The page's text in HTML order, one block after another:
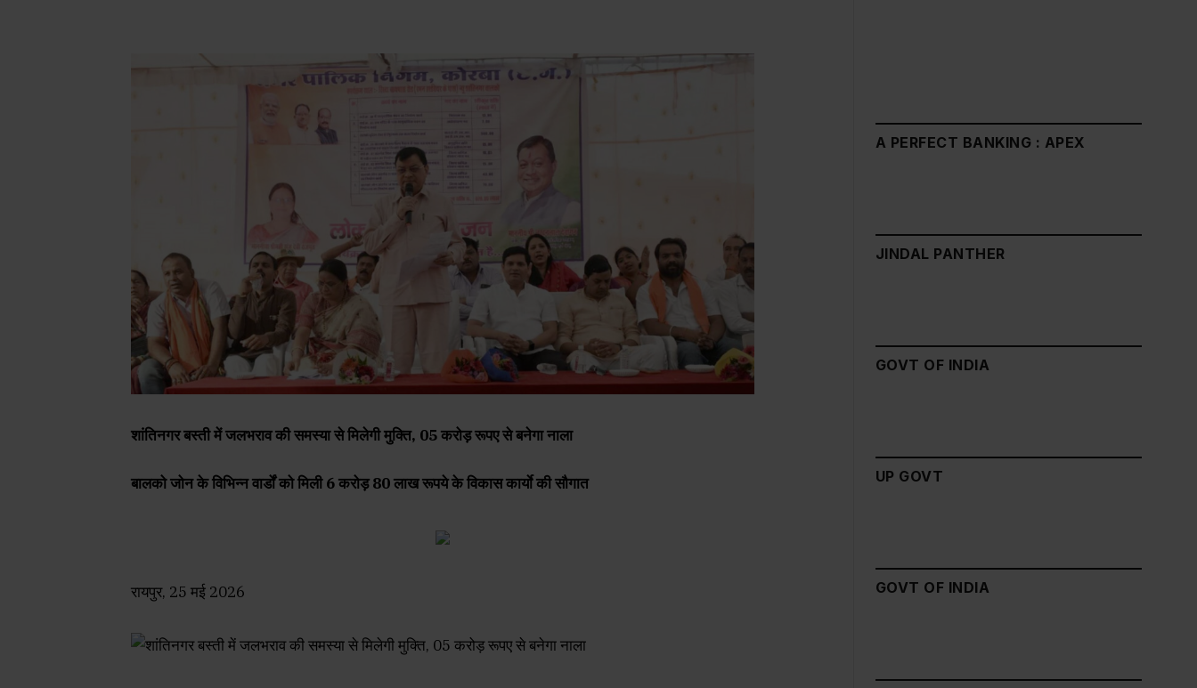
शांतिनगर बस्ती में जलभराव की समस्या से मिलेगी मुक्ति, 05 करोड़ रूपए से बनेगा नाला
बालको जोन के विभिन्न वार्डों को मिली 6 करोड़ 80 लाख रूपये के विकास कार्याे की सौगात
रायपुर, 25 मई 2026
A PERFECT BANKING : APEX
JINDAL PANTHER
GOVT OF INDIA
UP GOVT
GOVT OF INDIA